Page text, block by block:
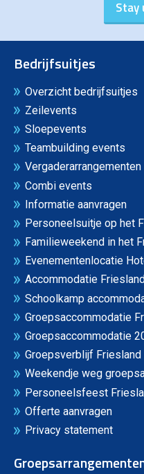
Bedrijfsuitjes
Overzicht bedrijfsuitjes
Zeilevents
Sloepevents
Teambuilding events
Vergaderarrangementen
Combi events
Informatie aanvragen
Personeelsuitje op het
Familieweekend in het
Evenementenlocatie
Accommodatie Friesland
Schoolkamp
Groepsaccommodatie
Groepsaccommodatie
Groepsverblijf Friesland
Weekendje weg
Personeelsfeest
Offerte aanvragen
Privacy statement